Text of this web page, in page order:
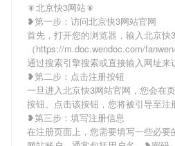
🎇北京快3网站🎇
❥第一步：访问北京快3网站官网
首先，打开您的浏览器，输入北京快
（https://m.doc.wendoc.com/
通过搜索引擎搜索或直接输入网址来
❥第二步：点击注册按钮
一旦进入北京快3网站官网，您会在
按钮。点击该按钮，您将被引导至注
❥第三步：填写注册信息
在注册页面上，您需要填写一些必